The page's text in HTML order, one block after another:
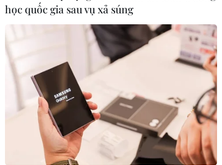
học quốc gia sau vụ xả súng